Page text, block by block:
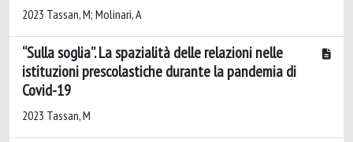
2023 Tassan, M; Molinari, A
“Sulla soglia”. La spazialità delle relazioni nelle
istituzioni prescolastiche durante la pandemia di
Covid-19
2023 Tassan, M